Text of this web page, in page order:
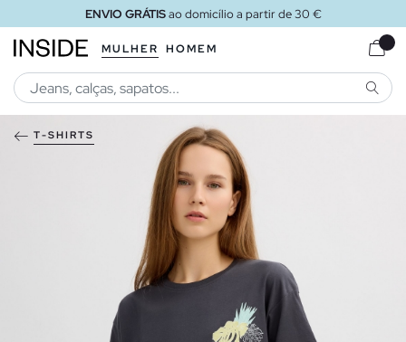
ENVIO GRÁTISao domicílio a partir de 30 €
MULHER HOMEM
T-SHIRTS